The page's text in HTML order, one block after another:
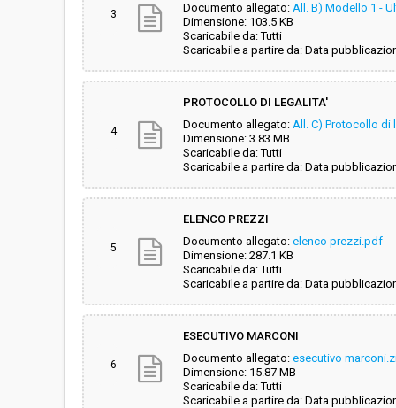
3
Documento allegato: All. B) Modello 1 -
Dimensione: 103.5 KB
Scaricabile da: Tutti
Scaricabile a partire da: Data
4
PROTOCOLLO DI LEGALITA'
Documento allegato: All. C) Protocollo di
Dimensione: 3.83 MB
Scaricabile da: Tutti
Scaricabile a partire da: Data
5
ELENCO PREZZI
Documento allegato: elenco prezzi.pdf
Dimensione: 287.1 KB
Scaricabile da: Tutti
Scaricabile a partire da: Data
6
ESECUTIVO MARCONI
Documento allegato: esecutivo
Dimensione: 15.87 MB
Scaricabile da: Tutti
Scaricabile a partire da: Data